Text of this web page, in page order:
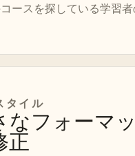
ースを探している学習
タイル
なフォーマ
正